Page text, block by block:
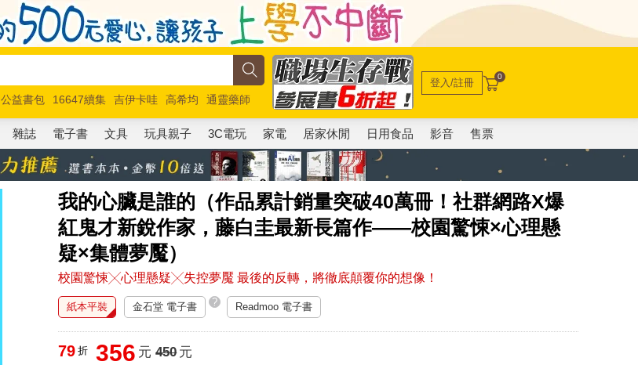
公益書包 16647續集 吉伊卡哇 高希均
通靈藥師
馬斯克 玩具總動員5 超慢跑
登入/註冊 0
雜誌 電子書 文具 玩具親子 3C電玩 家電 居家休閒 日用食品 影音 售票
我的心臟是誰的（作品累計銷量突破40萬冊！社群網路X爆
紅鬼才新銳作家，藤白圭最新長篇作——校園驚悚×心理懸
疑×集體夢魘）
校園驚悚╳心理懸疑╳失控夢魘 最後的反轉，將徹底顛覆你的想像！
紙本平裝 金石堂 電子書 ? Readmoo 電子書
79 折 356 元 450元